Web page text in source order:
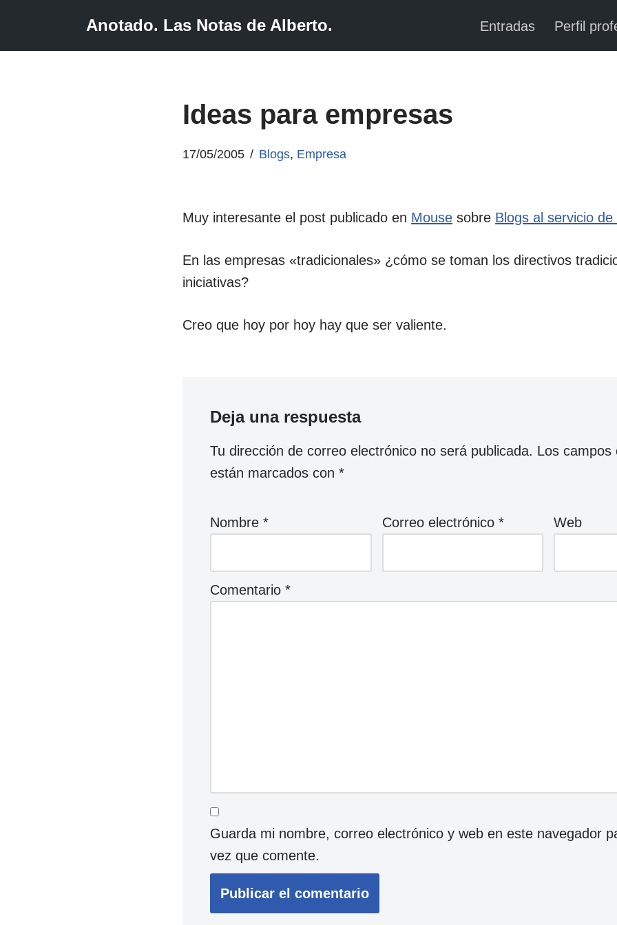
Anotado. Las Notas de Alberto. Entradas Perfil
Ideas para empresas
17/05/2005 Blogs, Empresa
Muy interesante el post publicado en Mouse sobre Blogs al servicio
En las empresas «tradicionales» ¿cómo se toman los directivos
iniciativas?
Creo que hoy por hoy hay que ser valiente.
Deja una respuesta
Tu dirección de correo electrónico no será publicada. Los campos
están marcados con*
Nombre* Correo electrónico * Web
Comentario*
Guarda mi nombre, correo electrónico y web en este navegador
vez que comente.